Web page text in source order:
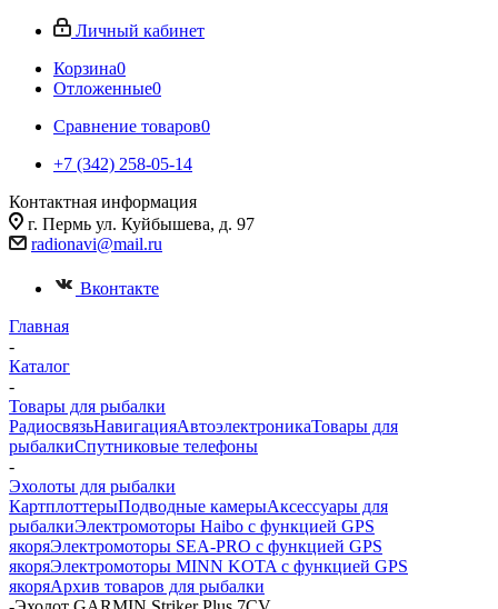
Личный кабинет
Корзина0
Отложенные0
Сравнение товаров0
+7 (342) 258-05-14
Контактная информация
г. Пермь ул. Куйбышева, д. 97
radionavi@mail.ru
Вконтакте
Главная
-
Каталог
-
Товары для рыбалки
РадиосвязьНавигацияАвтоэлектроникаТовары для
рыбалкиСпутниковые телефоны
-
Эхолоты для рыбалки
КартплоттерыПодводные камерыАксессуары для
рыбалкиЭлектромоторы Haibo с функцией GPS
якоряЭлектромоторы SEA-PRO с функцией GPS
якоряЭлектромоторы MINN KOTA с функцией GPS
якоряАрхив товаров для рыбалки